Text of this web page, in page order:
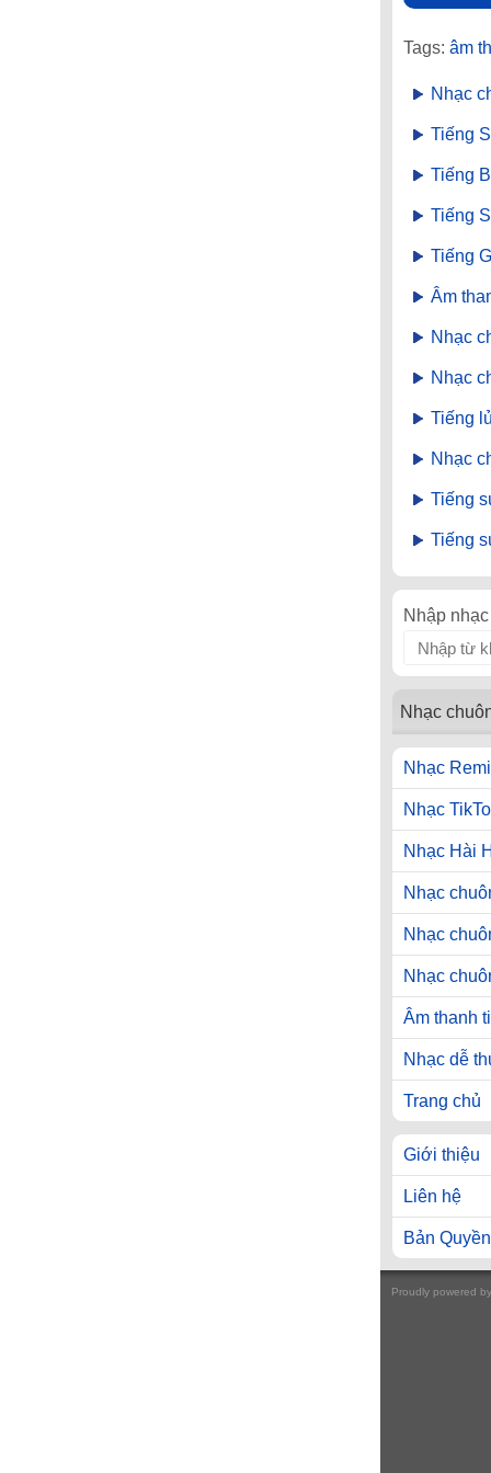
Tags: âm
Nhạc
Tiếng
Tiếng
Tiếng
Tiếng
Âm
Nhạc
Nhạc
Tiếng
Nhạc
Tiếng
Tiếng
Nhập
Nhạc
Nhạc
Nhạc
Nhạc Hài
Nhạc
Nhạc
Nhạc
Âm thanh
Nhạc dễ
Trang chủ
Giới thiệu
Liên hệ
Bản Quyền
Proudly powered